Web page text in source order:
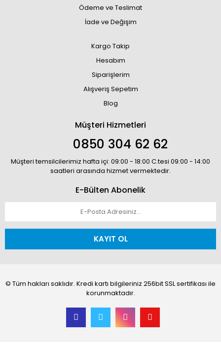
Ödeme ve Teslimat
İade ve Değişim
Kargo Takip
Hesabım
Siparişlerim
Alışveriş Sepetim
Blog
Müşteri Hizmetleri
0850 304 62 62
Müşteri temsilcilerimiz hafta içi: 09:00 - 18:00 C.tesi 09:00 - 14:00
saatleri arasında hizmet vermektedir.
E-Bülten Abonelik
KAYIT OL
© Tüm hakları saklıdır. Kredi kartı bilgileriniz 256bit SSL sertifikası ile
korunmaktadır.